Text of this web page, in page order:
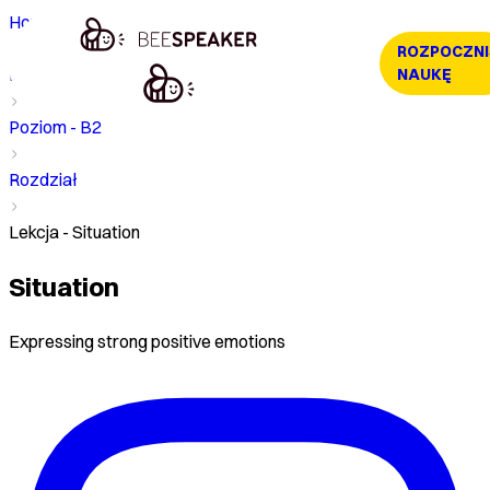
NAUKĘ
Home
Kurs
Poziom - B2
Rozdział
Lekcja - Situation
Situation
Expressing strong positive emotions